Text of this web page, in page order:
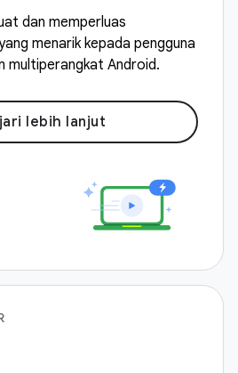
dan memperluas
menarik kepada pengguna
multiperangkat Android.
lebih lanjut